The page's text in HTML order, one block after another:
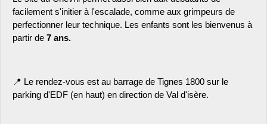
facilement s'initier à l'escalade, comme aux grimpeurs de
perfectionner leur technique. Les enfants sont les bienvenus à
partir de 7 ans.
📍 Le rendez-vous est au barrage de Tignes 1800 sur le
parking d'EDF (en haut) en direction de Val d'isère.